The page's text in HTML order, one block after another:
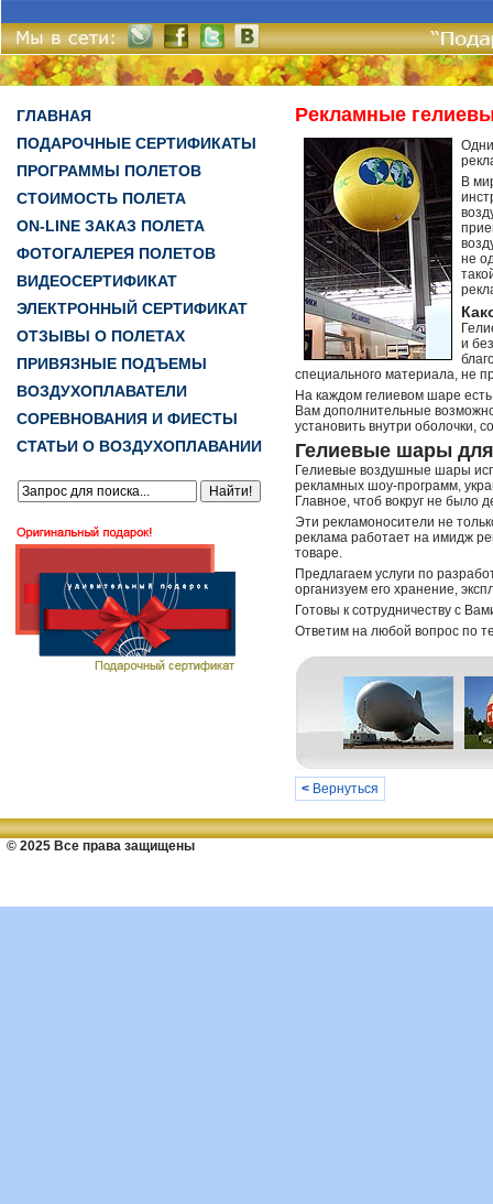
ГЛАВНАЯ
ПОДАРОЧНЫЕ СЕРТИФИКАТЫ
ПРОГРАММЫ ПОЛЕТОВ
СТОИМОСТЬ ПОЛЕТА
ON-LINE ЗАКАЗ ПОЛЕТА
ФОТОГАЛЕРЕЯ ПОЛЕТОВ
ВИДЕОСЕРТИФИКАТ
ЭЛЕКТРОННЫЙ СЕРТИФИКАТ
ОТЗЫВЫ О ПОЛЕТАХ
ПРИВЯЗНЫЕ ПОДЪЕМЫ
ВОЗДУХОПЛАВАТЕЛИ
СОРЕВНОВАНИЯ И ФИЕСТЫ
СТАТЬИ О ВОЗДУХОПЛАВАНИИ
Рекламные
В
не
и
специального материала, не
На каждом гелиевом шаре
Вам дополнительные
установить внутри оболочки,
Гелиевые шары
Гелиевые воздушные шары
рекламных шоу-программ,
Главное, чтоб вокруг не было
Эти рекламоносители не
реклама работает на имидж
товаре.
Предлагаем услуги по
организуем его хранение,
Готовы к сотрудничеству с
Ответим на любой вопрос по
< Вернуться
© 2025 Все права защищены